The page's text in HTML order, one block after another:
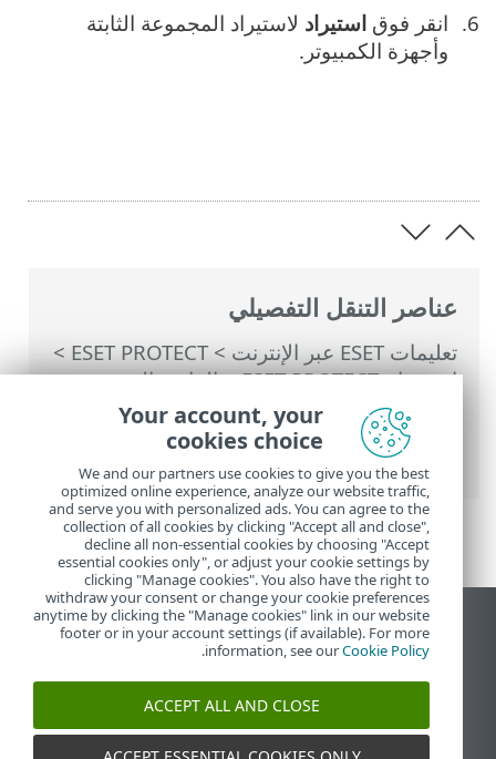
عناصر التنقل التفصيلي
تعليمات ESET عبر الإنترنت >
ESET PROTECT
>
استخدام ‎ESET PROTECT
>القائمة الرئيسية
ESET PROTECT
>أجهزة الكمبيوتر>
المجموعات
المجموعات الثابتة> استيراد
المجموعات الثابتة
انقر فوق استيراد لاستيراد المجموعة الثابتة
وأجهزة الكمبيوتر.
عرض موقع سطح المكتب
End of Life
قاعدة معارف ESET
ESET Status Portal
Your account, your
cookies choice
We and our partners use cookies to give you the best
optimized online experience, analyze our website traffic,
and serve you with personalized ads. You can agree to the
collection of all cookies by clicking "Accept all and close",
decline all non-essential cookies by choosing "Accept
essential cookies only", or adjust your cookie settings by
clicking "Manage cookies". You also have the right to
withdraw your consent or change your cookie preferences
anytime by clicking the "Manage cookies" link in our website
footer or in your account settings (if available). For more
information, see ourCookie Policy
.
ACCEPT ALL AND CLOSE